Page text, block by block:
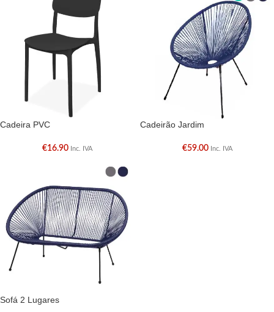
Cadeira PVC
€16.90 Inc. IVA
Cadeirão Jardim
€59.00 Inc. IVA
Sofá 2 Lugares